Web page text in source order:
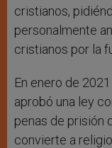
cristianos,
personalmente
cristianos por la
En enero de
aprobó una ley
penas de prisión
convierte a